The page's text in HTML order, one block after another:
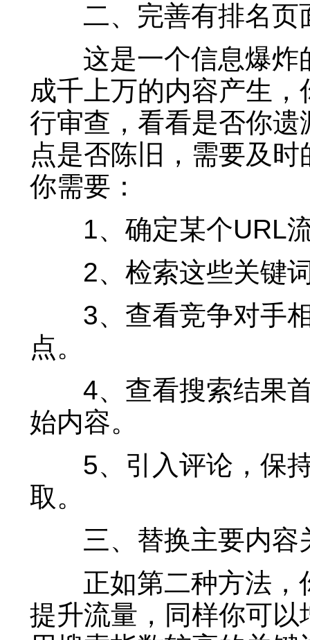
二、完善有排名页
这是一个信息爆炸
成千上万的内容产生
行审查，看看是否你
点是否陈旧，需要及
你需要：
1、确定某个URL流
2、检索这些关键词
3、查看竞争对手相
点。
4、查看搜索结果首
始内容。
5、引入评论，保持
取。
三、替换主要内容
正如第二种方法，
提升流量，同样你可